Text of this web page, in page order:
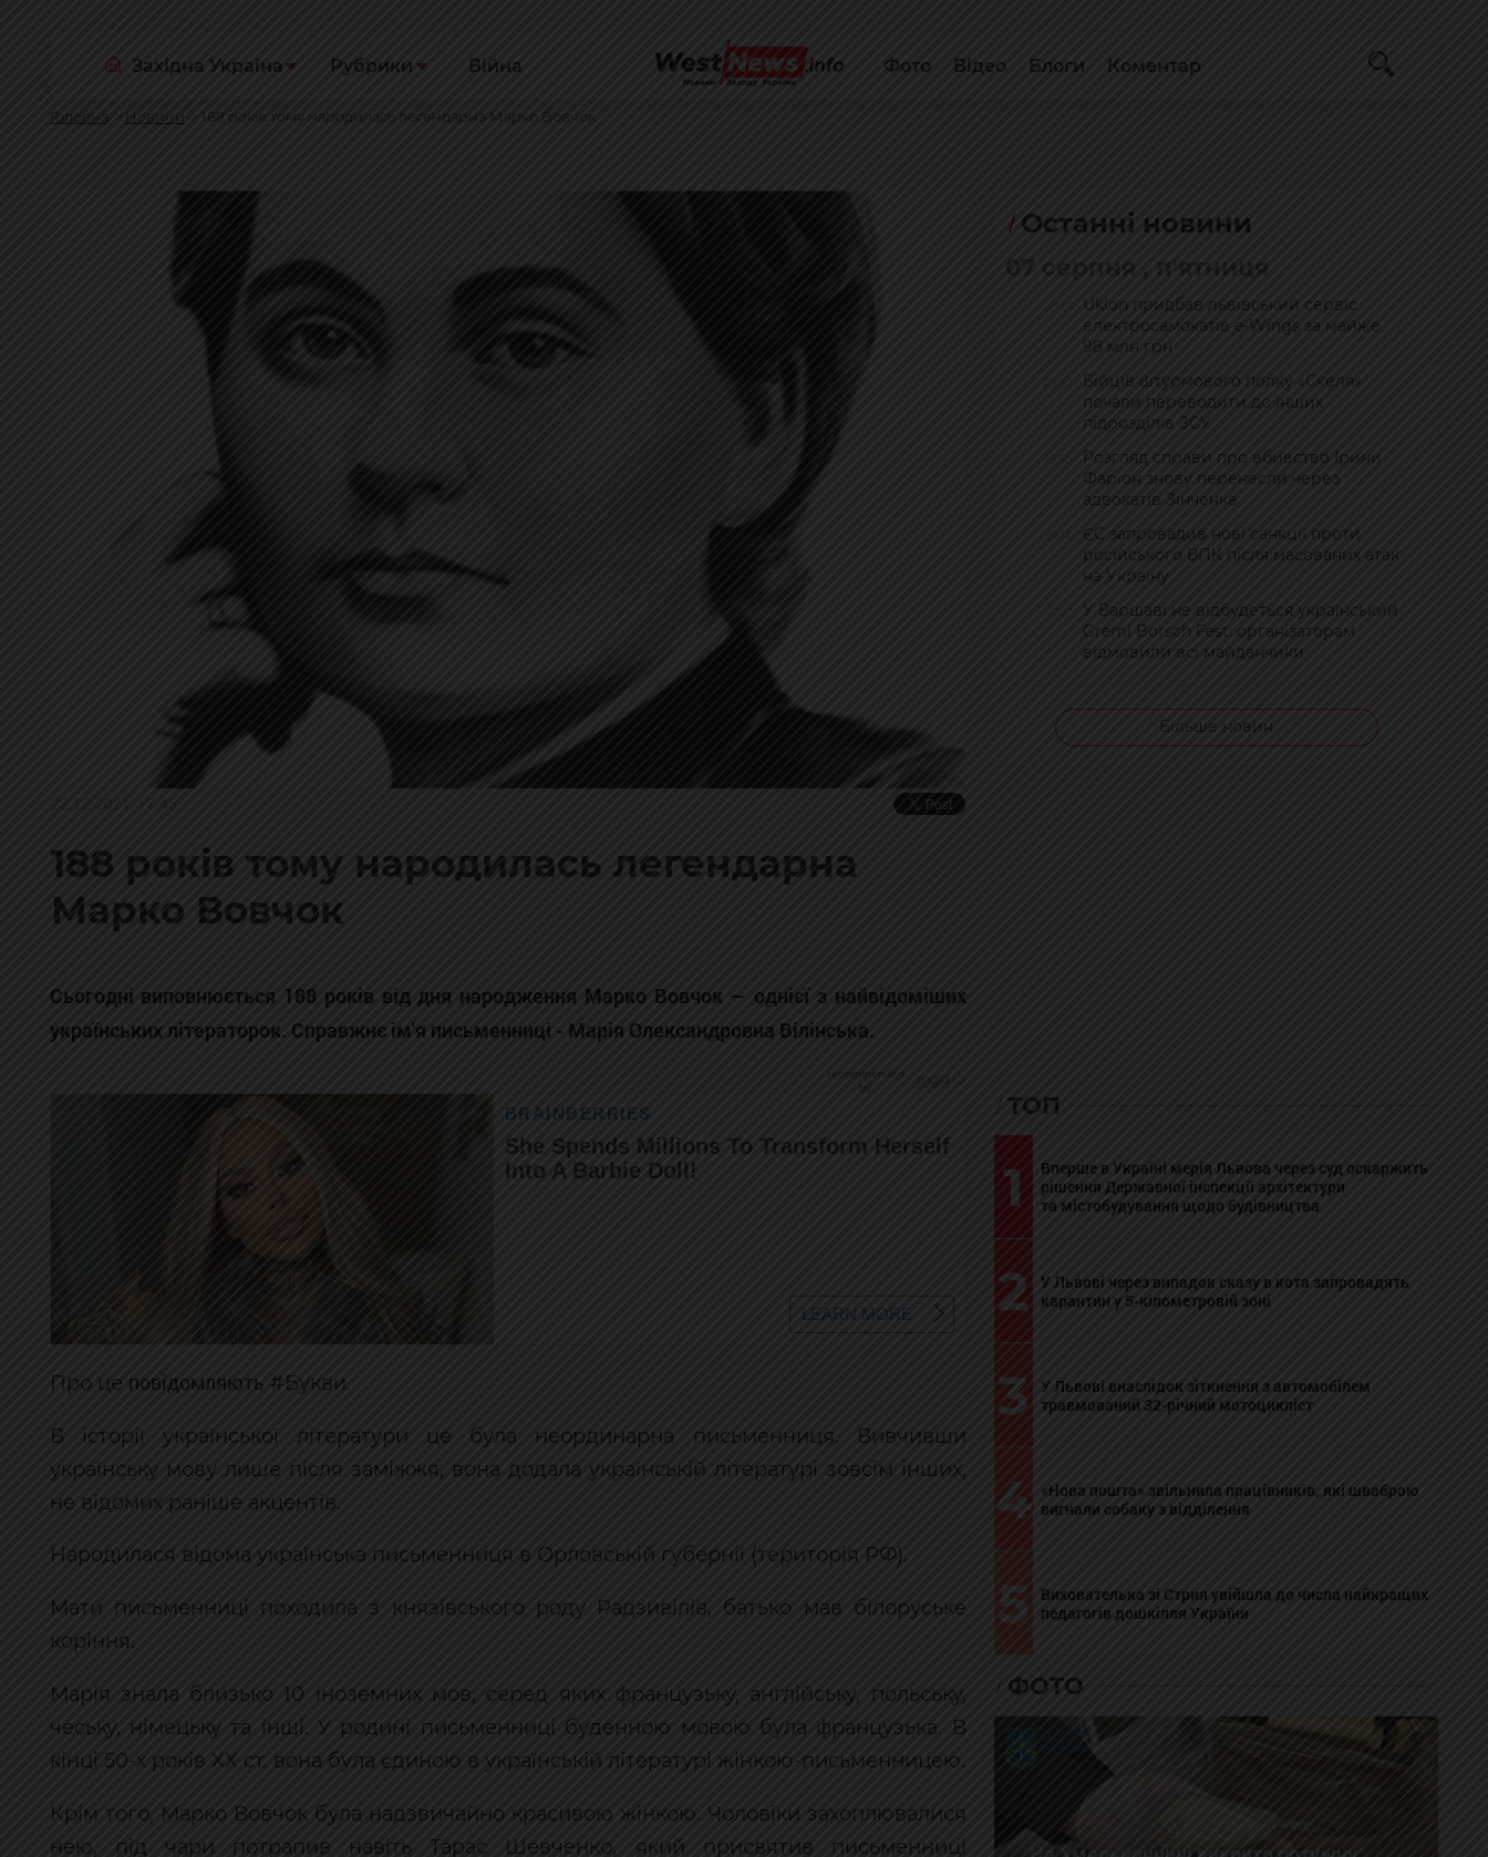
Західна Україна Рубрики Війна Фото Відео Блоги Коментар
Головна Новини 188 років тому народилась легендарна Марко Вовчок
188 років тому народилась легендарна
Марко Вовчок
Сьогодні виповнюється 188 років від дня народження Марко Вовчок — однієї з найвідоміших
українських літераторок. Справжнє ім'я письменниці - Марія Олександровна Вілінська.
Про це повідомляють #Букви.
В історії української літератури це була неординарна письменниця. Вивчивши
українську мову лише після заміжжя, вона додала українській літературі зовсім інших,
не відомих раніше акцентів.
Народилася відома українська письменниця в Орловській губернії (територія РФ).
Мати письменниці походила з князівського роду Радзивілів, батько мав білоруське
коріння.
Марія знала близько 10 іноземних мов, серед яких французьку, англійську, польську,
чеську, німецьку та інші. У родині письменниці буденною мовою була французька. В
кінці 50-х років ХХ ст. вона була єдиною в українській літературі жінкою-письменницею.
Крім того, Марко Вовчок була надзвичайно красивою жінкою. Чоловіки захоплювалися
нею, під чари потрапив навіть Тарас Шевченко, який присвятив письменниці
Останні новини
07 серпня , п'ятниця
Uklon придбав львівський сервіс
електросамокатів e-Wings за майже
98 млн грн
Бійців штурмового полку «Скеля»
почали переводити до інших
підрозділів ЗСУ
Розгляд справи про вбивство Ірини
Фаріон знову перенесли через
адвокатів Зінченка
ЄС запровадив нові санкції проти
російського ВПК після масованих атак
на Україну
У Варшаві не відбудеться український
Gremi Borsch Fest: організаторам
відмовили всі майданчики
Більше новин
ТОП
1
Вперше в Україні мерія Львова через суд оскаржить
рішення Державної інспекції архітектури
та містобудування щодо будівництва
2
У Львові через випадок сказу в кота запровадять
карантин у 5-кілометровій зоні
3
У Львові внаслідок зіткнення з автомобілем
травмований 32-річний мотоцикліст
4 «Нова пошта» звільнила працівників, які шваброю
вигнали собаку з відділення
5
Вихователька зі Стрия увійшла до числа найкращих
педагогів дошкілля України
ФОТО